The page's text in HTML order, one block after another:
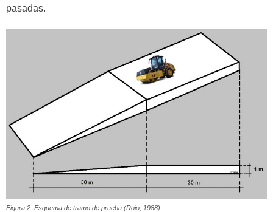
pasadas.
Figura 2. Esquema de tramo de prueba (Rojo, 1988)